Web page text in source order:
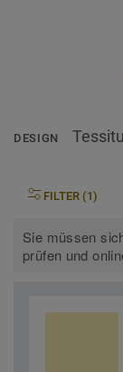
DESIGN
FILTER (1)
Sie müssen
prüfen und